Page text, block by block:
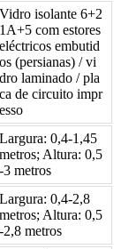
Vidro isolante 6+2
1A+5 com estores
eléctricos embutid
os (persianas) / vi
dro laminado / pla
ca de circuito impr
esso
Largura: 0,4-1,45
metros; Altura: 0,5
-3 metros
Largura: 0,4-2,8
metros; Altura: 0,5
-2,8 metros